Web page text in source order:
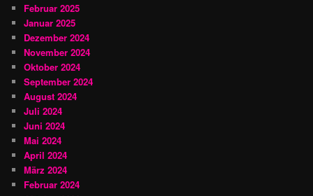
Februar 2025
Januar 2025
Dezember 2024
November 2024
Oktober 2024
September 2024
August 2024
Juli 2024
Juni 2024
Mai 2024
April 2024
März 2024
Februar 2024